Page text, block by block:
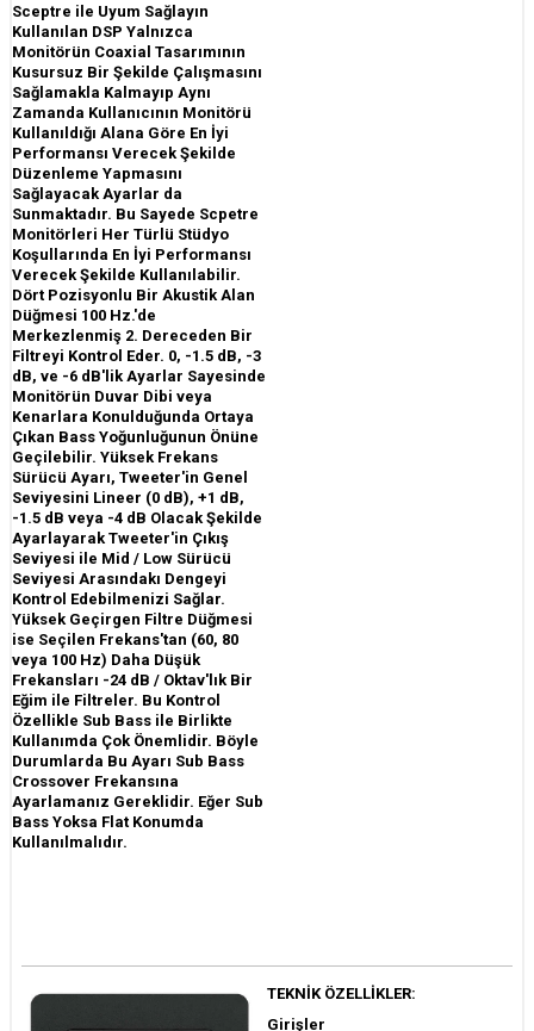
Sceptre ile Uyum Sağlayın
Kullanılan DSP Yalnızca
Monitörün Coaxial Tasarımının
Kusursuz Bir Şekilde Çalışmasını
Sağlamakla Kalmayıp Aynı
Zamanda Kullanıcının Monitörü
Kullanıldığı Alana Göre En İyi
Performansı Verecek Şekilde
Düzenleme Yapmasını
Sağlayacak Ayarlar da
Sunmaktadır. Bu Sayede Scpetre
Monitörleri Her Türlü Stüdyo
Koşullarında En İyi Performansı
Verecek Şekilde Kullanılabilir.
Dört Pozisyonlu Bir Akustik Alan
Düğmesi 100 Hz.'de
Merkezlenmiş 2. Dereceden Bir
Filtreyi Kontrol Eder. 0, -1.5 dB, -3
dB, ve -6 dB'lik Ayarlar Sayesinde
Monitörün Duvar Dibi veya
Kenarlara Konulduğunda Ortaya
Çıkan Bass Yoğunluğunun Önüne
Geçilebilir. Yüksek Frekans
Sürücü Ayarı, Tweeter'in Genel
Seviyesini Lineer (0 dB), +1 dB,
-1.5 dB veya -4 dB Olacak Şekilde
Ayarlayarak Tweeter'in Çıkış
Seviyesi ile Mid / Low Sürücü
Seviyesi Arasındakı Dengeyi
Kontrol Edebilmenizi Sağlar.
Yüksek Geçirgen Filtre Düğmesi
ise Seçilen Frekans'tan (60, 80
veya 100 Hz) Daha Düşük
Frekansları -24 dB / Oktav'lık Bir
Eğim ile Filtreler. Bu Kontrol
Özellikle Sub Bass ile Birlikte
Kullanımda Çok Önemlidir. Böyle
Durumlarda Bu Ayarı Sub Bass
Crossover Frekansına
Ayarlamanız Gereklidir. Eğer Sub
Bass Yoksa Flat Konumda
Kullanılmalıdır.
TEKNİK ÖZELLİKLER:
Girişler